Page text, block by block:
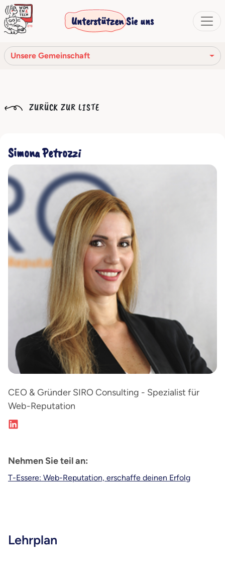
Unterstützen Sie uns
Unsere Gemeinschaft
Unsere Geschichte
Unser Netzwerk
Unsere Gemeinschaft
ZURÜCK ZUR LISTE
Simona Petrozzi
CEO & Gründer SIRO Consulting - Spezialist für
Web-Reputation
Nehmen Sie teil an:
T-Essere: Web-Reputation, erschaffe deinen Erfolg
Lehrplan